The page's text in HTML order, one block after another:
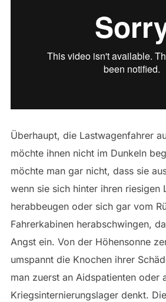
Überhaupt, die Lastwagenfahrer
möchte ihnen nicht im Dunkeln
möchte man gar nicht, dass sie
wenn sie sich hinter ihren riesigen
herabbeugen oder sich gar vom
Fahrerkabinen herabschwingen,
Angst ein. Von der Höhensonne
umspannt die Knochen ihrer
man zuerst an Aidspatienten oder
Kriegsinternierungslager denkt.